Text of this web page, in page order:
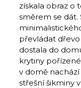
získala obraz o
směrem se dát.
převládat
dostala do
krytiny
v domě
střešní šikminy